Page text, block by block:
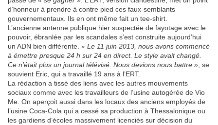
d’honneur à prendre à contre pied ces faux-semblants
gouvernementaux. Ils en ont même fait un tee-shirt.
L’ancienne antenne publique hier suspectée de fayotage avec le
pouvoir, ébranlée par les scandales s’est construite aujourd’hui
un ADN bien différente. « Le 11 juin 2013, nous avons commencé
à émettre presque 24 h sur 24 en direct. Le style avait changé.
Ce n’était plus un journal télévisé. Nous devions nous battre » , se
souvient Eric, qui a travaillé 19 ans à l’ERT.
La rédaction a tissé des liens avec les autres mouvements
sociaux comme avec les travailleurs de l’usine autogérée de Vio
Me. On aperçoit aussi dans les locaux des anciens employés de
l’usine Coca-Cola qui a cessé sa production à Thessalonique ou
les gardiens d’écoles massivement licenciés sur décision du